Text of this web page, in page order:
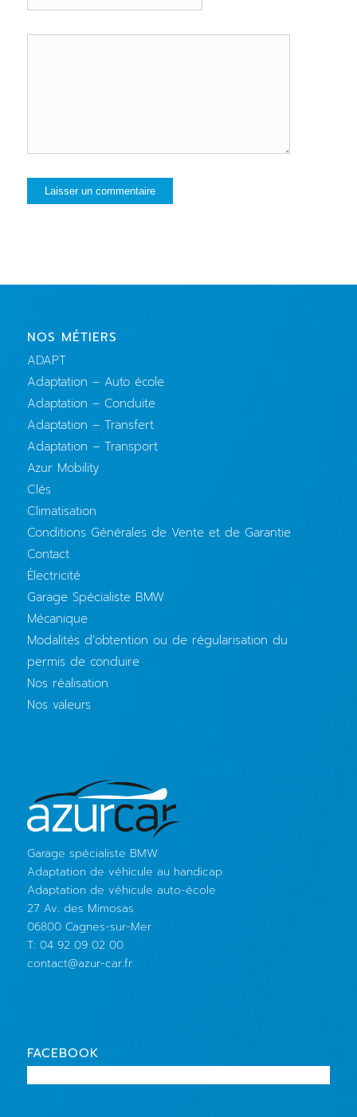
NOS MÉTIERS
ADAPT
Adaptation – Auto école
Adaptation – Conduite
Adaptation – Transfert
Adaptation – Transport
Azur Mobility
Clés
Climatisation
Conditions Générales de Vente et de Garantie
Contact
Électricité
Garage Spécialiste BMW
Mécanique
Modalités d’obtention ou de régularisation du
permis de conduire
Nos réalisation
Nos valeurs
Garage spécialiste BMW
Adaptation de véhicule au handicap
Adaptation de véhicule auto-école
27 Av. des Mimosas
06800 Cagnes-sur-Mer
T: 04 92 09 02 00
contact@azur-car.fr
FACEBOOK